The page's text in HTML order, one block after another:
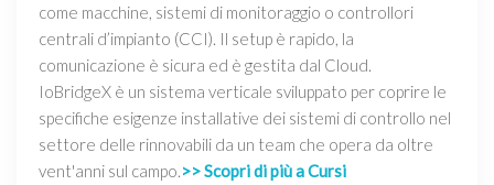
come macchine, sistemi di monitoraggio o controllori
centrali d’impianto (CCI). Il setup è rapido, la
comunicazione è sicura ed è gestita dal Cloud.
IoBridgeX è un sistema verticale sviluppato per coprire le
specifiche esigenze installative dei sistemi di controllo nel
settore delle rinnovabili da un team che opera da oltre
vent'anni sul campo.>> Scopri di più a Cursi